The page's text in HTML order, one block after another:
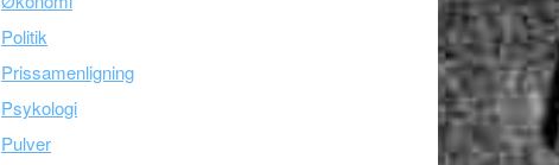
Politik
Prissamenligning
Psykologi
Pulver